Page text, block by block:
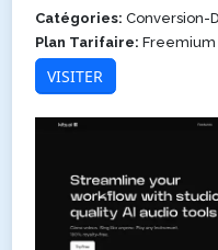
Catégories: Conversion-
Plan Tarifaire: Freemium
VISITER